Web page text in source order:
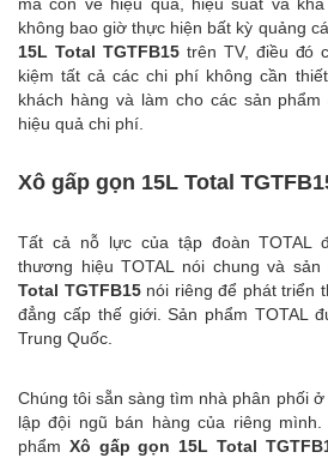
không bao giờ thực hiện bất kỳ quảng
15L Total TGTFB15 trên TV, điều đó
kiệm tất cả các chi phí không cần
khách hàng và làm cho các sản
hiệu quả chi phí.
Xô gấp gọn 15L Total
Tất cả nỗ lực của tập đoàn TOTAL
thương hiệu TOTAL nói chung và
Total TGTFB15 nói riêng để phát triển
đẳng cấp thế giới. Sản phẩm TOTAL
Trung Quốc.
Chúng tôi sẵn sàng tìm nhà phân phối
lập đội ngũ bán hàng của riêng
phẩm Xô gấp gọn 15L Total